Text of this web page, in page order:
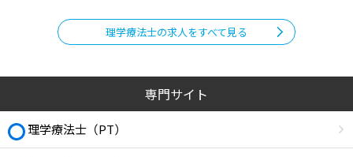
理学療法士の求人をすべて見る
専門サイト
理学療法士（PT）